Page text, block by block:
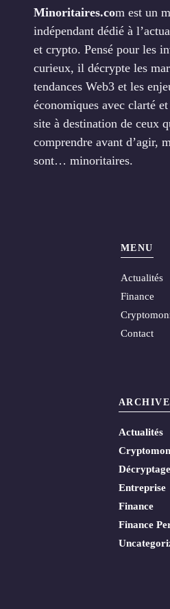
Minoritaires.com est un
indépendant dédié à
et crypto. Pensé pour les
curieux, il décrypte les
tendances Web3 et les
économiques avec clarté
site à destination de ceux
comprendre avant d’agir,
sont… minoritaires.
MENU
Actualités
Finance
Contact
Actualités
Entreprise
Finance
Finance